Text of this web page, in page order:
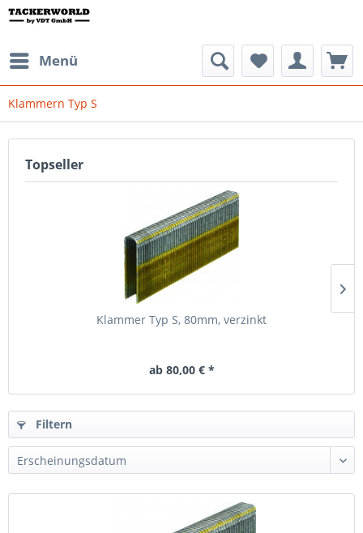
Menü
Klammern Typ S
Topseller
Klammer Typ S, 80mm, verzinkt
ab 80,00 € *
Filtern